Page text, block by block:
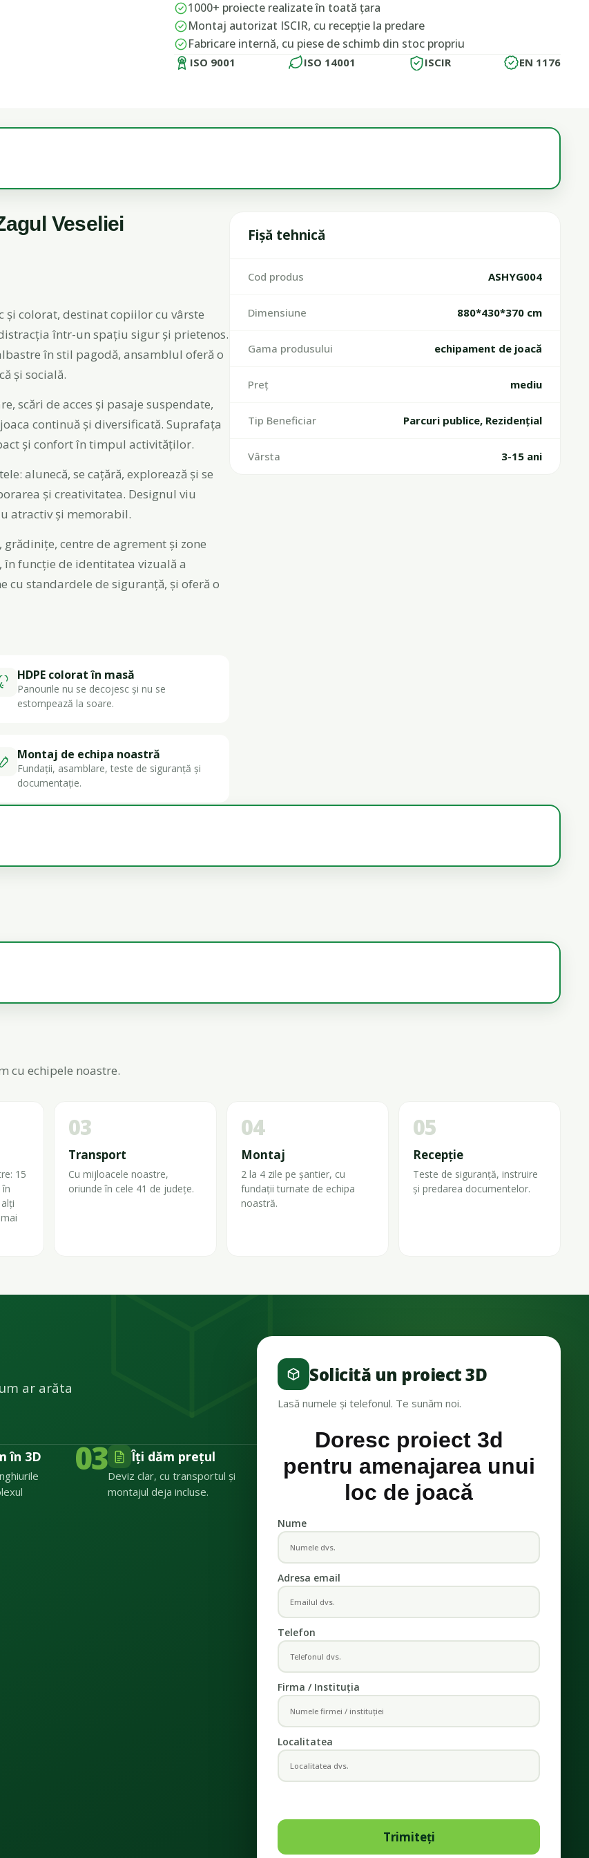
1000+ proiecte realizate în toată țara
Montaj autorizat ISCIR, cu recepție la predare
Fabricare internă, cu piese de schimb din stoc propriu
ISO 9001 ISO 14001 ISCIR EN 1176
Veseliei
și colorat, destinat copiilor cu vârste
într-un spațiu sigur și prietenos.
în stil pagodă, ansamblul oferă o
și socială.
scări de acces și pasaje suspendate,
continuă și diversificată. Suprafața
și confort în timpul activităților.
alunecă, se cațără, explorează și se
și creativitatea. Designul viu
atractiv și memorabil.
centre de agrement și zone
funcție de identitatea vizuală a
cu standardele de siguranță, și oferă o
HDPE colorat în masă
Panourile nu se decojesc și nu se
estompează la soare.
Montaj de echipa noastră
Fundații, asamblare, teste de siguranță și
documentație.
Fișă tehnică
Cod produs ASHYG004
Dimensiune 880*430*370 cm
Gama produsului echipament de joacă
Preț mediu
Tip Beneficiar Parcuri publice, Rezidențial
Vârsta 3-15 ani
cu echipele noastre.
15
03
Transport
Cu mijloacele noastre,
oriunde în cele 41 de județe.
04
Montaj
2 la 4 zile pe șantier, cu
fundații turnate de echipa
noastră.
05
Recepție
Teste de siguranță, instruire
și predarea documentelor.
ar arăta
în 3D 03 Îți dăm prețul
Deviz clar, cu transportul și
montajul deja incluse.
Solicită un proiect 3D
Lasă numele și telefonul. Te sunăm noi.
Doresc proiect 3d
pentru amenajarea unui
loc de joacă
Nume
Adresa email
Telefon
Firma / Instituția
Localitatea